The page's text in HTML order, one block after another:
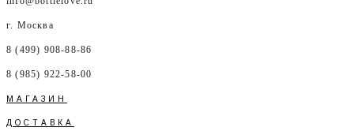
г. Москва
8 (499) 908-88-86
8 (985) 922-58-00
МАГАЗИН
ДОСТАВКА